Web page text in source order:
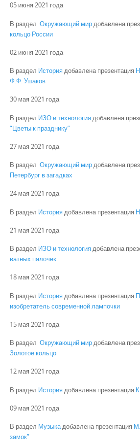
05 июня 2021 года
В раздел Окружающий мир добавлена
кольцо России
02 июня 2021 года
В раздел Историядобавлена презентация
Ф.Ф. Ушаков
30 мая 2021 года
В раздел ИЗО и технология добавлена
“Цветы к празднику”
27 мая 2021 года
В раздел Окружающий мирдобавлена
Петербург в загадках
24 мая 2021 года
В раздел История добавлена презентация
21 мая 2021 года
В раздел ИЗО и технологиядобавлена
ватных палочек
18 мая 2021 года
В раздел История добавлена презентация
изобретатель современной лампочки
15 мая 2021 года
В раздел Окружающий мирдобавлена
Золотое кольцо
12 мая 2021 года
В раздел История добавлена презентация
09 мая 2021 года
В раздел Музыкадобавлена презентация
замок”